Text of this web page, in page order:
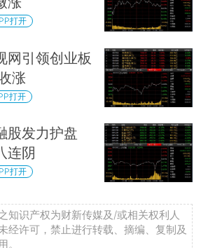
打开
网引领创业板
涨
打开
股发力护盘
连阴
打开
知识产权为财新传媒及/或相关权利人
经许可，禁止进行转载、摘编、复制及
。